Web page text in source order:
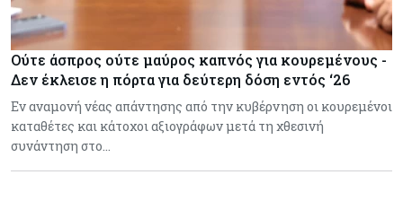
Ούτε άσπρος ούτε μαύρος καπνός για κουρεμένους -
Δεν έκλεισε η πόρτα για δεύτερη δόση εντός ‘26
Εν αναμονή νέας απάντησης από την κυβέρνηση οι κουρεμένοι
καταθέτες και κάτοχοι αξιογράφων μετά τη χθεσινή
συνάντηση στο…